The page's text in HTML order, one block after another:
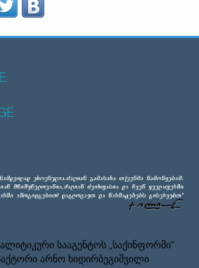
სააგენტოს „საქინფორმი”
არნო ხიდირბეგიშვილი